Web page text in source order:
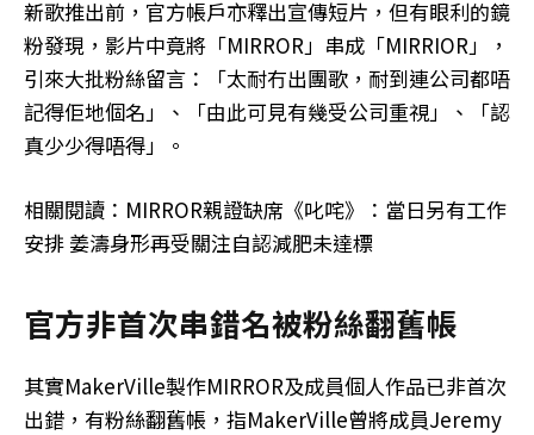
新歌推出前，官方帳戶亦釋出宣傳短片，但有眼利的鏡
粉發現，影片中竟將「MIRROR」串成「MIRRIOR」，
引來大批粉絲留言：「太耐冇出團歌，耐到連公司都唔
記得佢地個名」、「由此可見有幾受公司重視」、「認
真少少得唔得」。
相關閱讀：MIRROR親證缺席《叱咤》：當日另有工作
安排 姜濤身形再受關注自認減肥未達標
官方非首次串錯名被粉絲翻舊帳
其實MakerVille製作MIRROR及成員個人作品已非首次
出錯，有粉絲翻舊帳，指MakerVille曾將成員Jeremy